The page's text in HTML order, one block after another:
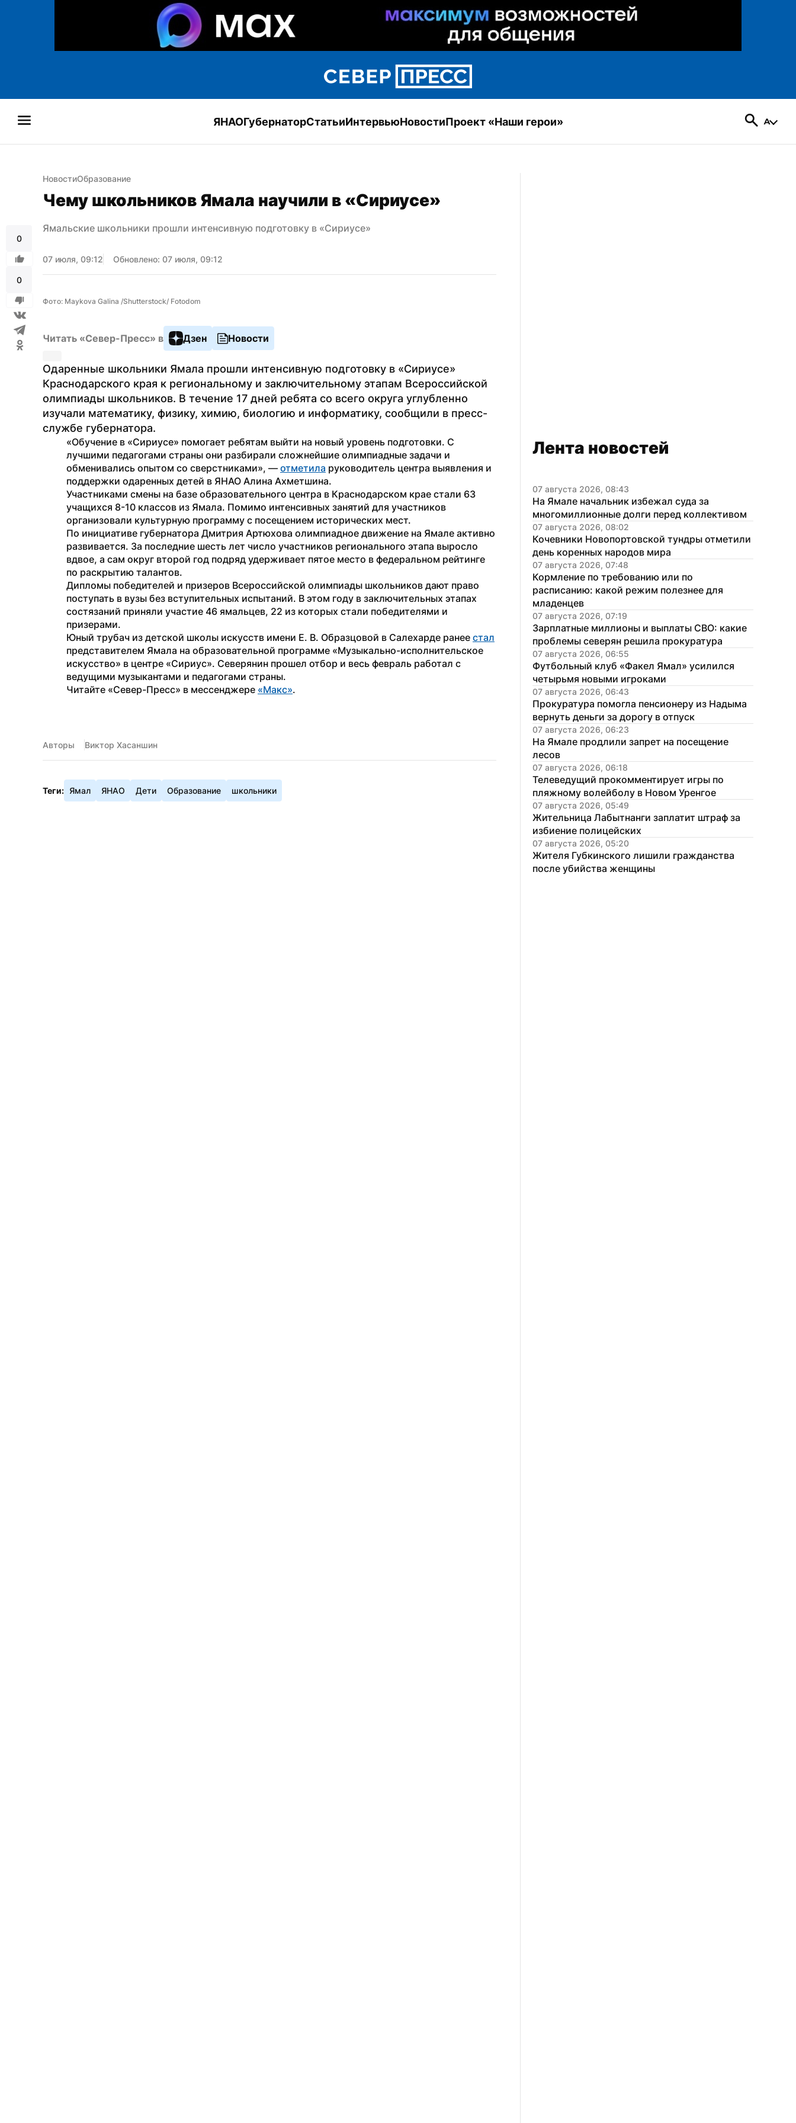
ЯНАОГубернаторСтатьиИнтервьюНовостиПроект «Наши герои»
0
0
НовостиОбразование
Чему школьников Ямала научили в «Сириусе»
Ямальские школьники прошли интенсивную подготовку в «Сириусе»
07 июля, 09:12 Обновлено: 07 июля, 09:12
Фото: Maykova Galina /Shutterstock/ Fotodom
Читать «Север-Пресс» в Дзен Новости
Одаренные школьники Ямала прошли интенсивную подготовку в «Сириусе»
Краснодарского края к региональному и заключительному этапам Всероссийской
олимпиады школьников. В течение 17 дней ребята со всего округа углубленно
изучали математику, физику, химию, биологию и информатику, сообщили в пресс-
службе губернатора.
«Обучение в «Сириусе» помогает ребятам выйти на новый уровень подготовки. С
лучшими педагогами страны они разбирали сложнейшие олимпиадные задачи и
обменивались опытом со сверстниками», — отметила руководитель центра выявления и
поддержки одаренных детей в ЯНАО Алина Ахметшина.
Участниками смены на базе образовательного центра в Краснодарском крае стали 63
учащихся 8-10 классов из Ямала. Помимо интенсивных занятий для участников
организовали культурную программу с посещением исторических мест.
По инициативе губернатора Дмитрия Артюхова олимпиадное движение на Ямале активно
развивается. За последние шесть лет число участников регионального этапа выросло
вдвое, а сам округ второй год подряд удерживает пятое место в федеральном рейтинге
по раскрытию талантов.
Дипломы победителей и призеров Всероссийской олимпиады школьников дают право
поступать в вузы без вступительных испытаний. В этом году в заключительных этапах
состязаний приняли участие 46 ямальцев, 22 из которых стали победителями и
призерами.
Юный трубач из детской школы искусств имени Е. В. Образцовой в Салехарде ранее стал
представителем Ямала на образовательной программе «Музыкально-исполнительское
искусство» в центре «Сириус». Северянин прошел отбор и весь февраль работал с
ведущими музыкантами и педагогами страны.
Читайте «Север-Пресс» в мессенджере «Макс».
Авторы Виктор Хасаншин
Теги: Ямал ЯНАО Дети Образование школьники
Лента новостей
07 августа 2026, 08:43
На Ямале начальник избежал суда за
многомиллионные долги перед коллективом
07 августа 2026, 08:02
Кочевники Новопортовской тундры отметили
день коренных народов мира
07 августа 2026, 07:48
Кормление по требованию или по
расписанию: какой режим полезнее для
младенцев
07 августа 2026, 07:19
Зарплатные миллионы и выплаты СВО: какие
проблемы северян решила прокуратура
07 августа 2026, 06:55
Футбольный клуб «Факел Ямал» усилился
четырьмя новыми игроками
07 августа 2026, 06:43
Прокуратура помогла пенсионеру из Надыма
вернуть деньги за дорогу в отпуск
07 августа 2026, 06:23
На Ямале продлили запрет на посещение
лесов
07 августа 2026, 06:18
Телеведущий прокомментирует игры по
пляжному волейболу в Новом Уренгое
07 августа 2026, 05:49
Жительница Лабытнанги заплатит штраф за
избиение полицейских
07 августа 2026, 05:20
Жителя Губкинского лишили гражданства
после убийства женщины